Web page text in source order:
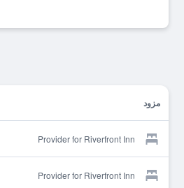
مزود
Provider for Riverfront Inn
Provider for Riverfront Inn